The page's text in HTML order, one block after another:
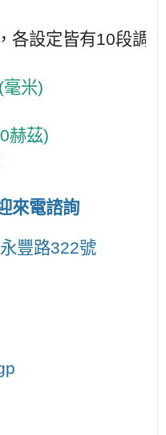
各設定皆有10段調
米)
赫茲)
來電諮詢
豐路322號